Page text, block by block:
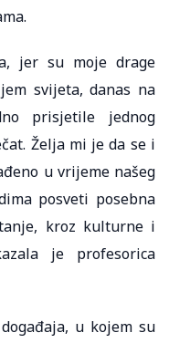
jer su moje drage
svijeta, danas na
prisjetile jednog
Želja mi je da se i
u vrijeme našeg
posveti posebna
kroz kulturne i
je profesorica
u kojem su